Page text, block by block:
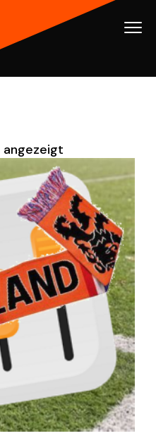
angezeigt